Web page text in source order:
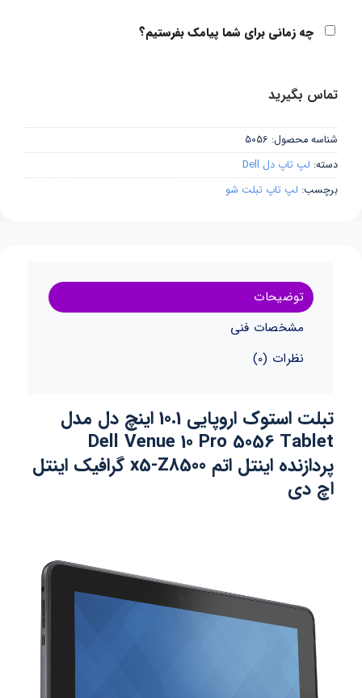
چه زمانی برای شما پیامک بفرستیم؟
تماس بگیرید
شناسه محصول: 5056
دسته: لپ تاپ دل Dell
برچسب: لپ تاپ تبلت شو
توضیحات
مشخصات فنی
نظرات (0)
تبلت استوک اروپایی 10.1 اینچ دل مدل
Dell Venue 10 Pro 5056 Tablet
پردازنده اینتل اتم x5-Z8500 گرافیک اینتل
اچ دی